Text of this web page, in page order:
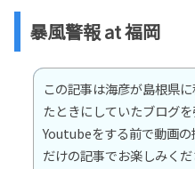
暴風警報 at 福岡
この記事は海彦が島根県
たときにしていたブログを
Youtubeをする前で動画
だけの記事でお楽しみくだ